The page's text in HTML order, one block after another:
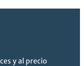
y al precio